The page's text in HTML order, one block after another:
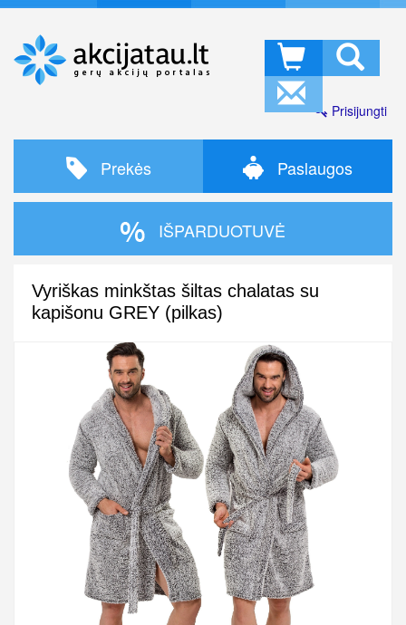
Prisijungti
Prekės Paslaugos
IŠPARDUOTUVĖ
Vyriškas minkštas šiltas chalatas su
kapišonu GREY (pilkas)